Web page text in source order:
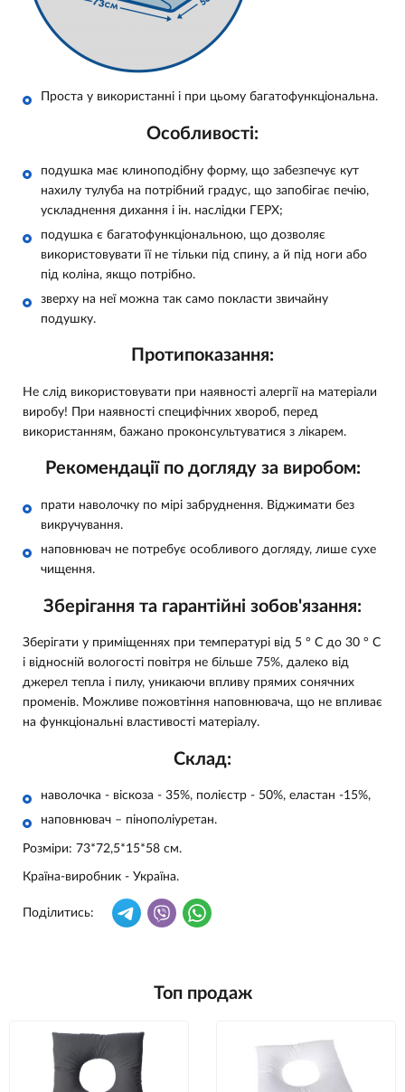
Проста у використанні і при цьому багатофункціональна.
Особливості:
подушка має клиноподібну форму, що забезпечує кут
нахилу тулуба на потрібний градус, що запобігає печію,
ускладнення дихання і ін. наслідки ГЕРХ;
подушка є багатофункціональною, що дозволяє
використовувати її не тільки під спину, а й під ноги або
під коліна, якщо потрібно.
зверху на неї можна так само покласти звичайну
подушку.
Протипоказання:
Не слід використовувати при наявності алергії на матеріали
виробу! При наявності специфічних хвороб, перед
використанням, бажано проконсультуватися з лікарем.
Рекомендації по догляду за виробом:
прати наволочку по мірі забруднення. Віджимати без
викручування.
наповнювач не потребує особливого догляду, лише сухе
чищення.
Зберігання та гарантійні зобов'язання:
Зберігати у приміщеннях при температурі від 5 ° С до 30 ° С
і відносній вологості повітря не більше 75%, далеко від
джерел тепла і пилу, уникаючи впливу прямих сонячних
променів. Можливе пожовтіння наповнювача, що не впливає
на функціональні властивості матеріалу.
Склад:
наволочка - віскоза - 35%, полієстр - 50%, еластан -15%,
наповнювач – пінополіуретан.
Розміри: 73*72,5*15*58 см.
Країна-виробник - Україна.
Поділитись:
Топ продаж